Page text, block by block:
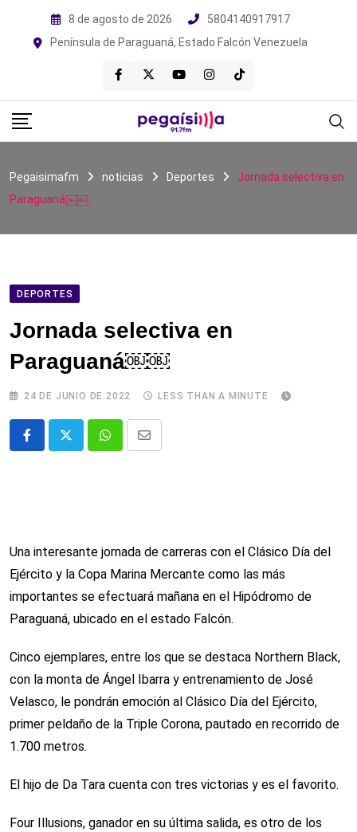
8 de agosto de 2026
5804140917917
Península de Paraguaná, Estado Falcón Venezuela
Pegaisimafm noticias Deportes
Jornada selectiva en
Paraguaná￼￼
DEPORTES
Jornada selectiva en
Paraguaná￼￼
24 DE JUNIO DE 2022 LESS THAN A MINUTE
WhatsappComparte
Una interesante jornada de carreras con el Clásico Día del
Ejército y la Copa Marina Mercante como las más
importantes se efectuará mañana en el Hipódromo de
Paraguaná, ubicado en el estado Falcón.
Cinco ejemplares, entre los que se destaca Northern Black,
con la monta de Ángel Ibarra y entrenamiento de José
Velasco, le pondrán emoción al Clásico Día del Ejército,
primer peldaño de la Triple Corona, pautado en recorrido de
1.700 metros.
El hijo de Da Tara cuenta con tres victorias y es el favorito.
Four Illusions, ganador en su última salida, es otro de los